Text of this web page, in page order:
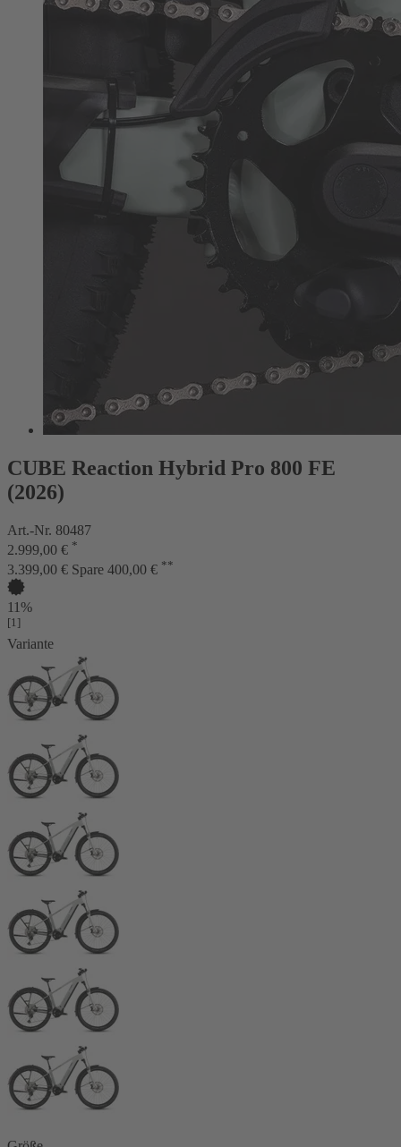
CUBE Reaction Hybrid Pro 800 FE
(2026)
Art.-Nr. 80487
2.999,00 € *
3.399,00 € Spare 400,00 € **
11%
[1]
Variante